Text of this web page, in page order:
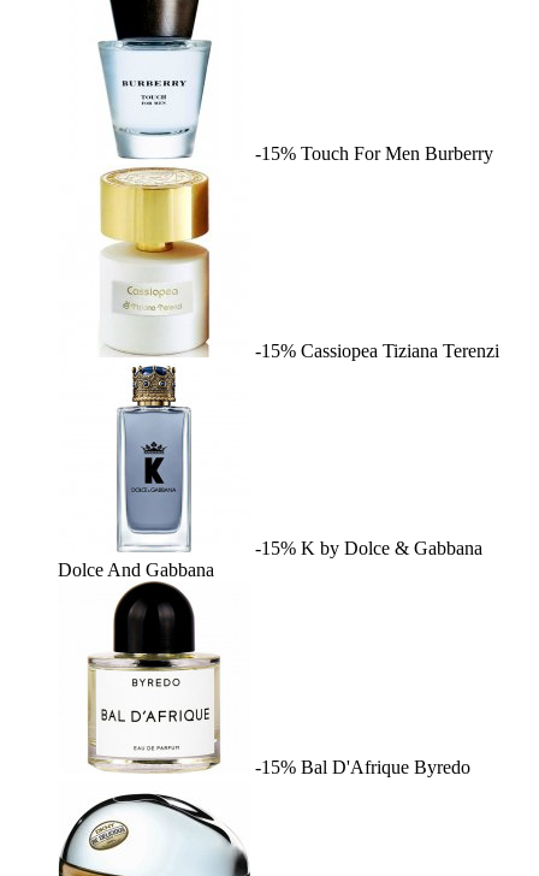
-15% Touch For Men Burberry
-15% Cassiopea Tiziana Terenzi
-15% K by Dolce & Gabbana
Dolce And Gabbana
-15% Bal D'Afrique Byredo